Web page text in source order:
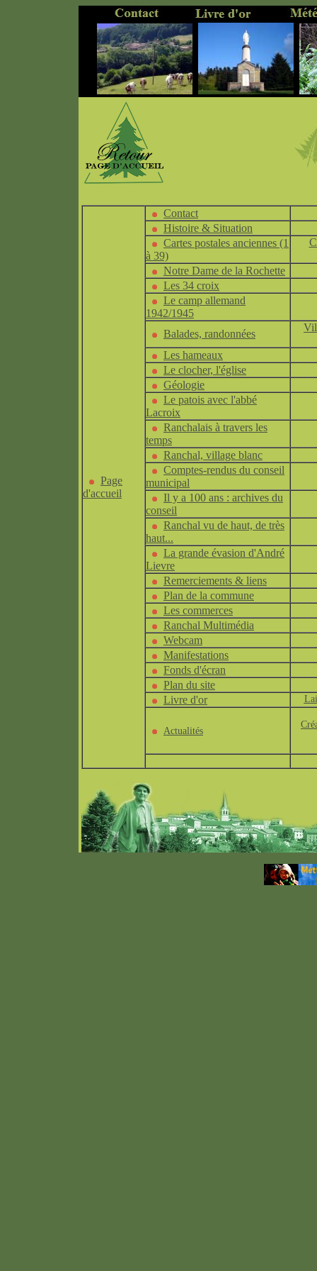
Page
d'accueil
Contact
Histoire & Situation
Cartes postales anciennes (1
à 39)
Notre Dame de la Rochette
Les 34 croix
Le camp allemand
1942/1945
Balades, randonnées
Les hameaux
Le clocher, l'église
Géologie
Le patois avec l'abbé
Lacroix
Ranchalais à travers les
temps
Ranchal, village blanc
Comptes-rendus du conseil
municipal
Il y a 100 ans : archives du
conseil
Ranchal vu de haut, de très
haut...
La grande évasion d'André
Lievre
Remerciements & liens
Plan de la commune
Les commerces
Ranchal Multimédia
Webcam
Manifestations
Fonds d'écran
Plan du site
Livre d'or
Actualités